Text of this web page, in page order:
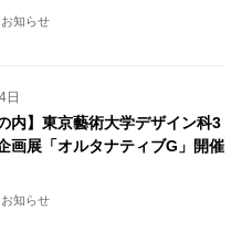
お知らせ
日
内】東京藝術大学デザイン科3
画展「オルタナティブG」開催
お知らせ